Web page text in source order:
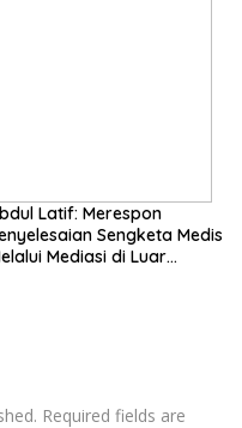
Latif: Merespon
Sengketa Medis
Mediasi di Luar
Required fields are